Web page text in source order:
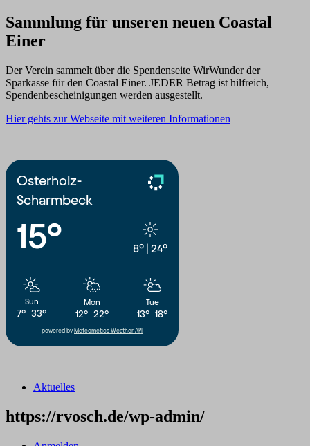
Sammlung für unseren neuen Coastal
Einer
Der Verein sammelt über die Spendenseite WirWunder der
Sparkasse für den Coastal Einer. JEDER Betrag ist hilfreich,
Spendenbescheinigungen werden ausgestellt.
Hier gehts zur Webseite mit weiteren Informationen
Osterholz-
Scharmbeck
15° 8° 24°
Sun
7° 33°
Mon
12° 22°
Tue
13° 18°
powered by Meteometics Weather API
Aktuelles
https://rvosch.de/wp-admin/